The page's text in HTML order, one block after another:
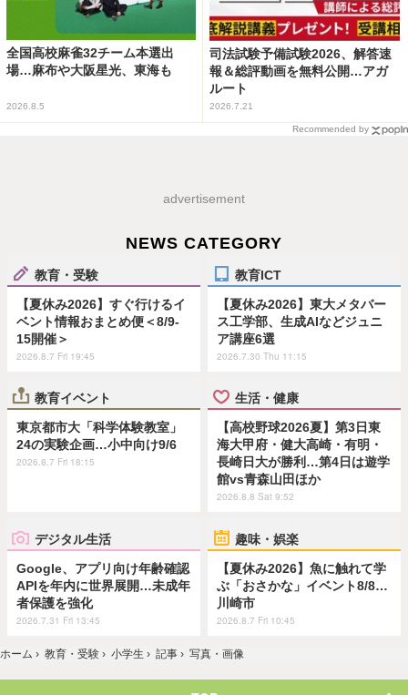
全国高校麻雀32チーム本選出
場…麻布や大阪星光、東海も
2026.8.5
司法試験予備試験2026、解答速
報＆総評動画を無料公開…アガ
ルート
2026.7.21
Recommended by
advertisement
NEWS CATEGORY
教育・受験
【夏休み2026】すぐ行けるイ
ベント情報おまとめ便＜8/9-
15開催＞
2026.8.7 Fri 19:45
教育ICT
【夏休み2026】東大メタバー
ス工学部、生成AIなどジュニ
ア講座6選
2026.7.30 Thu 11:15
教育イベント
東京都市大「科学体験教室」
24の実験企画…小中向け9/6
2026.8.7 Fri 18:15
生活・健康
【高校野球2026夏】第3日東
海大甲府・健大高崎・有明・
長崎日大が勝利…第4日は遊学
館vs青森山田ほか
2026.8.8 Sat 9:52
デジタル生活
Google、アプリ向け年齢確認
APIを年内に世界展開…未成年
者保護を強化
2026.7.31 Fri 13:45
趣味・娯楽
【夏休み2026】魚に触れて学
ぶ「おさかな」イベント8/8…
川崎市
2026.8.7 Fri 10:45
ホーム › 教育・受験 › 小学生 › 記事 › 写真・画像